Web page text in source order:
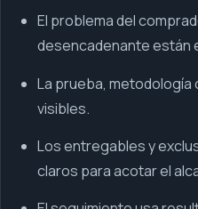
El problema del
desencadenante están
La prueba, metodología
visibles.
Los entregables y
claros para acotar el